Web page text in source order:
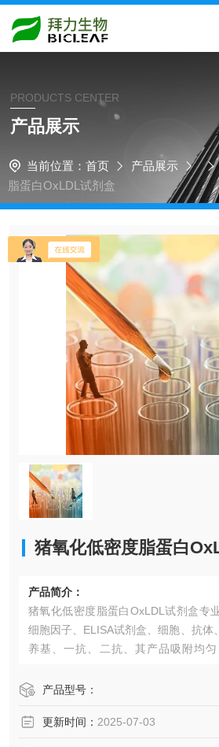
PRODUCTS CENTER
产品展示
当前位置： 首页 产品展示
脂蛋白OxLDL试剂盒​
猪氧化低密度脂蛋白
产品简介：
猪氧化低密度脂蛋白OxLDL试剂盒​专
细胞因子、ELISA试剂盒、细胞、抗体
养基、一抗、二抗、其产品吸附均匀
以及高效稳定的纯化技术，保证产品
产品型号：
更新时间： 2025-07-03